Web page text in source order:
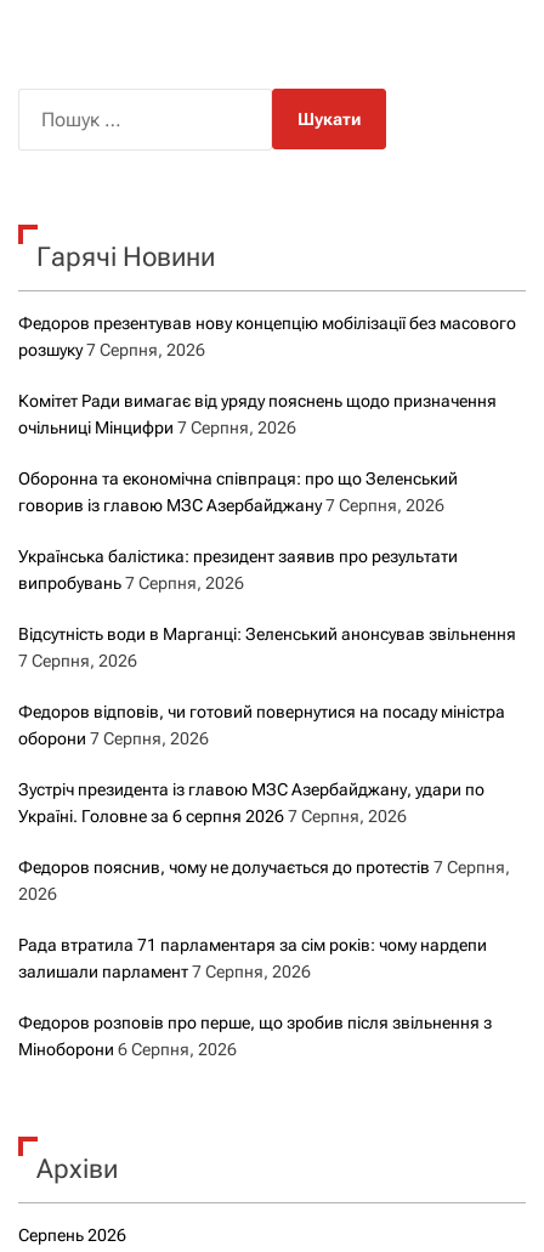
к
Гарячі Новини
Федоров презентував нову концепцію мобілізації без масового
розшуку7 Серпня, 2026
Комітет Ради вимагає від уряду пояснень щодо призначення
очільниці Мінцифри 7 Серпня, 2026
Оборонна та економічна співпраця: про що Зеленський
говорив із главою МЗС Азербайджану7 Серпня, 2026
Українська балістика: президент заявив про результати
випробувань7 Серпня, 2026
Відсутність води в Марганці: Зеленський анонсував звільнення
7 Серпня, 2026
Федоров відповів, чи готовий повернутися на посаду міністра
оборони 7 Серпня, 2026
Зустріч президента із главою МЗС Азербайджану, удари по
Україні. Головне за 6 серпня 20267 Серпня, 2026
Федоров пояснив, чому не долучається до протестів 7 Серпня,
2026
Рада втратила 71 парламентаря за сім років: чому нардепи
залишали парламент7 Серпня, 2026
Федоров розповів про перше, що зробив після звільнення з
Міноборони 6 Серпня, 2026
Архіви
Серпень 2026